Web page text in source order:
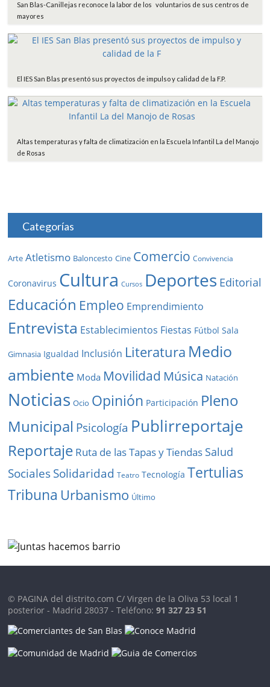
San Blas-Canillejas reconoce la labor de los voluntarios de sus centros de
mayores
El IES San Blas presentó sus proyectos de impulso y calidad de la F.P.
Altas temperaturas y falta de climatización en la Escuela Infantil La del Manojo
de Rosas
Categorías
Arte Atletismo Baloncesto Cine Comercio Convivencia
Coronavirus Cultura Cursos Deportes Editorial
Educación Empleo Emprendimiento
Entrevista Establecimientos Fiestas Fútbol Sala
Gimnasia Igualdad Inclusión Literatura Medio
ambiente Moda Movilidad Música Natación
Noticias Ocio Opinión Participación Pleno
Municipal Psicología Publirreportaje
Reportaje Ruta de las Tapas y Tiendas Salud
SocialesSolidaridad Teatro Tecnología Tertulias
Tribuna Urbanismo Último
© PAGINA del distrito.com C/ Virgen de la Oliva 53 local 1
posterior - Madrid 28037 - Teléfono:91 327 23 51